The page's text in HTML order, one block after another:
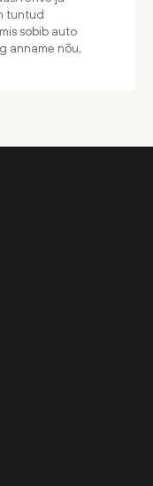
tuntud
sobib auto
anname nõu,